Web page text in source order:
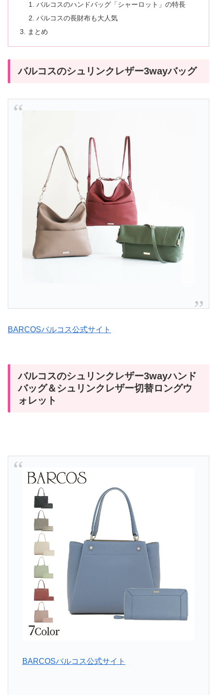
バルコスのハンドバッグ「シャーロット」の特長
バルコスの長財布も大人気
まとめ
バルコスのシュリンクレザー3wayバッグ
BARCOSバルコス公式サイト
バルコスのシュリンクレザー3wayハンド
バッグ＆シュリンクレザー切替ロングウ
ォレット
BARCOSバルコス公式サイト